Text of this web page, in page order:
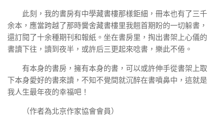
此刻，我的書房有中學藏書樓那樣鉅細，冊本也有了三千
余本，應當跨越了那時黌舍藏書樓里我翹首期盼的一切躲書，
還訂閱了十余種期刊和報紙。坐在書房里，掏出書架上心儀的
書讀下往，讀到夜半，或許后三更起來唸書，樂此不倦。
有本身的書房，擁有本身的書，可以或許伸手從書架上取
下本身愛好的書來讀，不知不覺間就沉醉在書噴鼻中，這就是
我人生最年夜的幸福吧！
（作者為北京作家協會會員）